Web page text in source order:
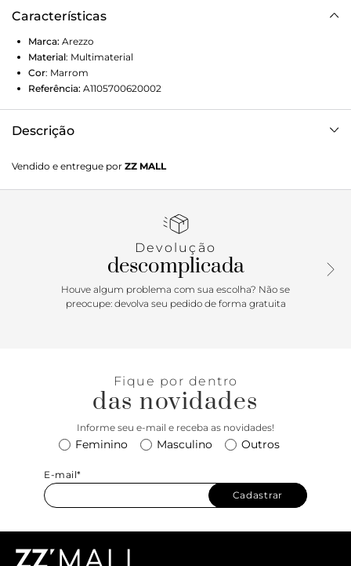
Características
Marca: Arezzo
Material: Multimaterial
Cor: Marrom
Referência: A1105700620002
Descrição
rasteiro e bico redondo. Traz tira larga sobre os dedos em
palha tramada com contorno marrom e aplicação de peça
ouro 18K e formato de monograma A. Aberta, tem palmilha
Vendido e entregue por ZZ MALL
Devolução
descomplicada
Houve algum problema com sua escolha? Não se
preocupe: devolva seu pedido de forma gratuita
Fique por dentro
das novidades
Informe seu e-mail e receba as novidades!
Feminino Masculino Outros
E-mail*
Cadastrar